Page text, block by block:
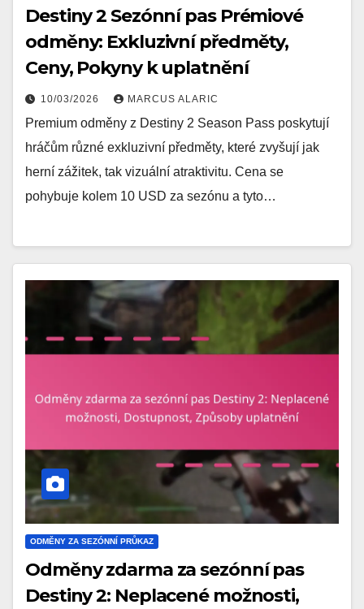
Destiny 2 Sezónní pas Prémiové
odměny: Exkluzivní předměty,
Ceny, Pokyny k uplatnění
10/03/2026 MARCUS ALARIC
Premium odměny z Destiny 2 Season Pass poskytují
hráčům různé exkluzivní předměty, které zvyšují jak
herní zážitek, tak vizuální atraktivitu. Cena se
pohybuje kolem 10 USD za sezónu a tyto…
ODMĚNY ZA SEZÓNNÍ PRŮKAZ
Odměny zdarma za sezónní pas
Destiny 2: Neplacené možnosti,